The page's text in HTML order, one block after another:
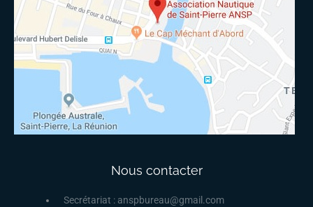
Nous contacter
Secrétariat : anspbureau@gmail.com